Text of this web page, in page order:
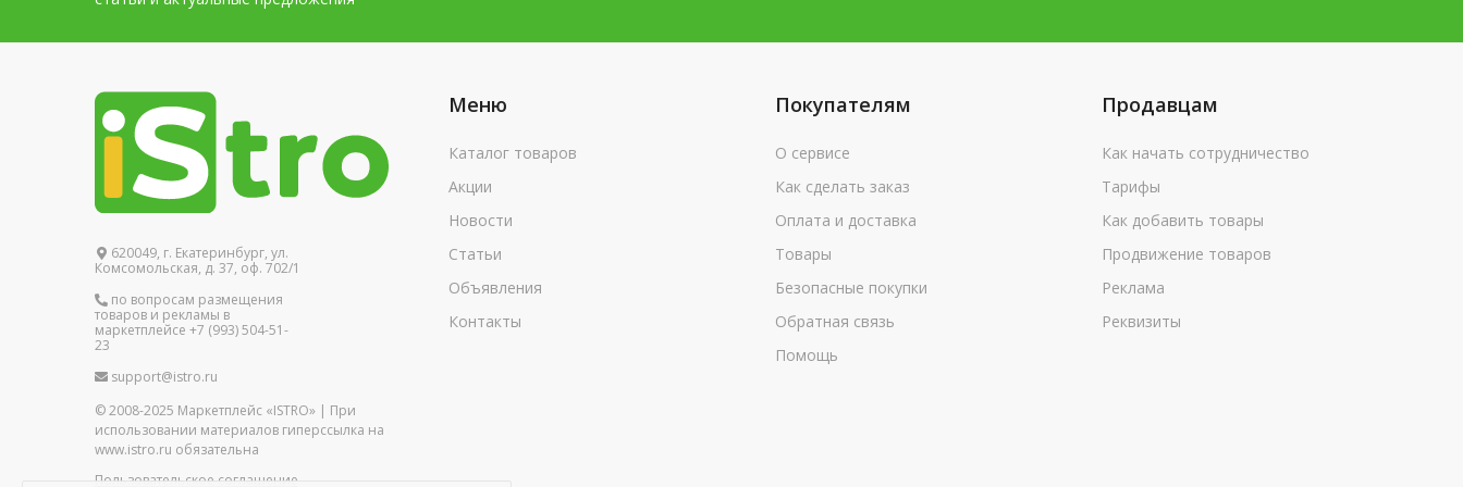
620049, г. Екатеринбург, ул.
Комсомольская, д. 37, оф. 702/1
по вопросам размещения
товаров и рекламы в
маркетплейсе +7 (993) 504-51-
23
support@istro.ru
© 2008-2025 Маркетплейс «ISTRO» | При
использовании материалов гиперссылка на
www.istro.ru обязательна
Пользовательское соглашение
Меню
Каталог товаров
Акции
Новости
Статьи
Объявления
Контакты
Покупателям
О сервисе
Как сделать заказ
Оплата и доставка
Товары
Безопасные покупки
Обратная связь
Помощь
Продавцам
Как начать сотрудничество
Тарифы
Как добавить товары
Продвижение товаров
Реклама
Реквизиты